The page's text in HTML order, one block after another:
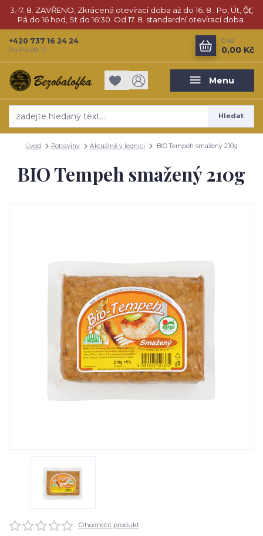
3.-7. 8. ZAVŘENO, Zkrácená otevírací doba až do 16. 8.: Po, Út, Čt,
Pá do 16 hod, St do 16:30. Od 17. 8. standardní otevírací doba.
Menu
Hledat
+420 737 16 24 24
Po-Pá 09-17
0 ks
0,00 Kč
Úvod Potraviny Aktuálně v lednici BIO Tempeh smažený 210g
BIO Tempeh smažený 210g
Ohodnotit produkt